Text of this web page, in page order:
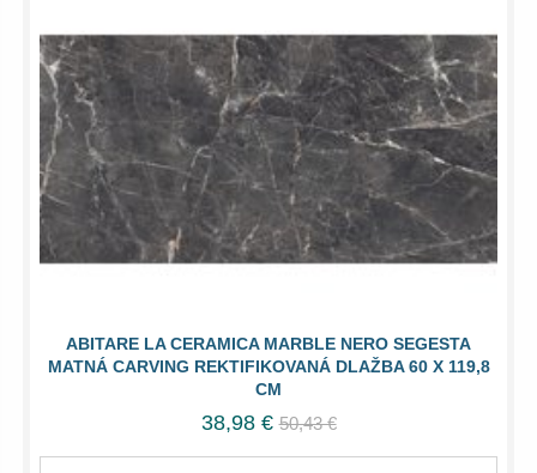
ABITARE LA CERAMICA MARBLE NERO SEGESTA
MATNÁ CARVING REKTIFIKOVANÁ DLAŽBA 60 X 119,8
CM
38,98 € 50,43 €